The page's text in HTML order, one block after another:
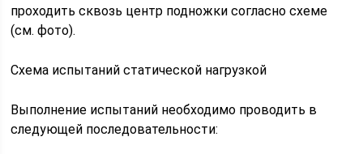
проходить сквозь центр подножки согласно схеме
(см. фото).
Схема испытаний статической нагрузкой
Выполнение испытаний необходимо проводить в
следующей последовательности: